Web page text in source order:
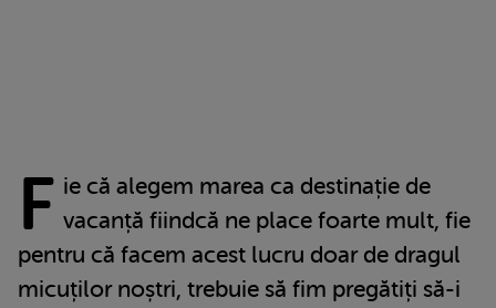
F ie că alegem marea ca destinație de
vacanță fiindcă ne place foarte mult, fie
pentru că facem acest lucru doar de dragul
micuților noștri, trebuie să fim pregătiți să-i